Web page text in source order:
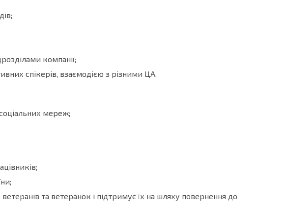
компанії;
спікерів, взаємодією з різними ЦА.
мереж;
та ветеранок і підтримує їх на шляху повернення до